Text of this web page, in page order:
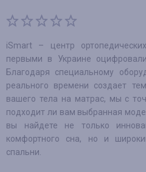
iSmart – центр
первыми в Украине
Благодаря специальному
реального времени создает
вашего тела на матрас, мы с
подходит ли вам выбранная
вы найдете не только
комфортного сна, но и
спальни.